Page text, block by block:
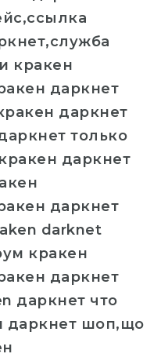
кракен
даркнет
даркнет
только
даркнет
даркнет
darknet
кракен
даркнет
даркнет что
даркнет шоп,що